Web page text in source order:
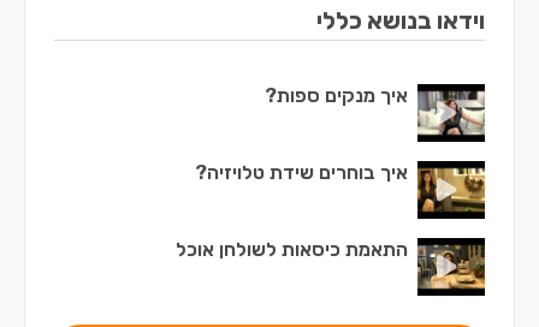
וידאו בנושא כללי
איך מנקים ספות?
איך בוחרים שידת טלויזיה?
התאמת כיסאות לשולחן אוכל